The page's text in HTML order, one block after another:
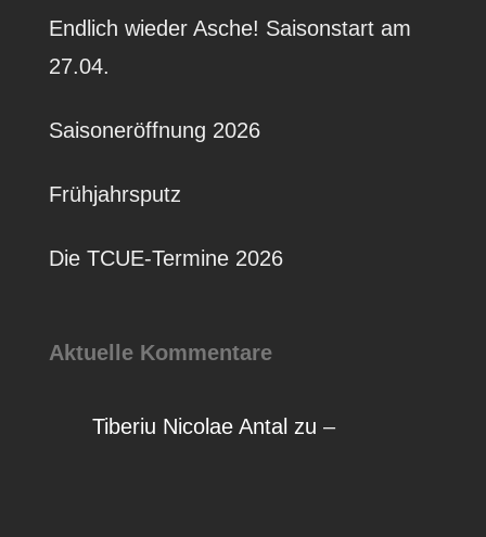
Endlich wieder Asche! Saisonstart am
27.04.
Saisoneröffnung 2026
Frühjahrsputz
Die TCUE-Termine 2026
Aktuelle Kommentare
Tiberiu Nicolae Antal zu –